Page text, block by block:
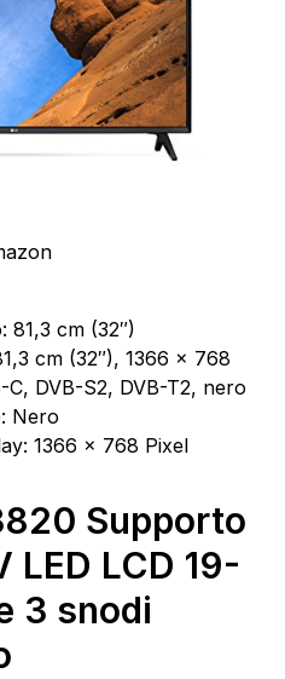
81,3 cm (32″)
cm (32″), 1366 x 768
C, DVB-S2, DVB-T2, nero
Nero
1366 x 768 Pixel
Supporto
LED LCD 19-
3 snodi